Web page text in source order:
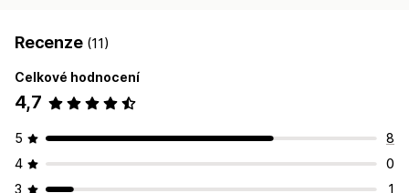
Recenze (11)
Celkové hodnocení
4,7
5
8
4
0
3
1